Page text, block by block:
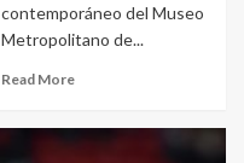
contemporáneo del Museo
Metropolitano de...
Read More